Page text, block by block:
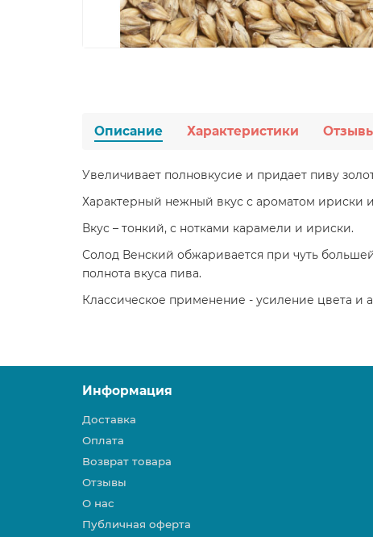
Описание Характеристики
Увеличивает полновкусие и придает пиву
Характерный нежный вкус с ароматом ириски
Вкус – тонкий, с нотками карамели и ириски.
Солод Венский обжаривается при чуть
полнота вкуса пива.
Классическое применение - усиление цвета и
Информация
Доставка
Оплата
Возврат товара
Отзывы
О нас
Публичная оферта